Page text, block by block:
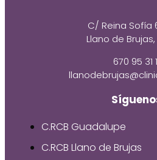
C/ Reina Sofía
Llano de
670 95 31
C.RCB Guadalupe
C.RCB Llano de Brujas